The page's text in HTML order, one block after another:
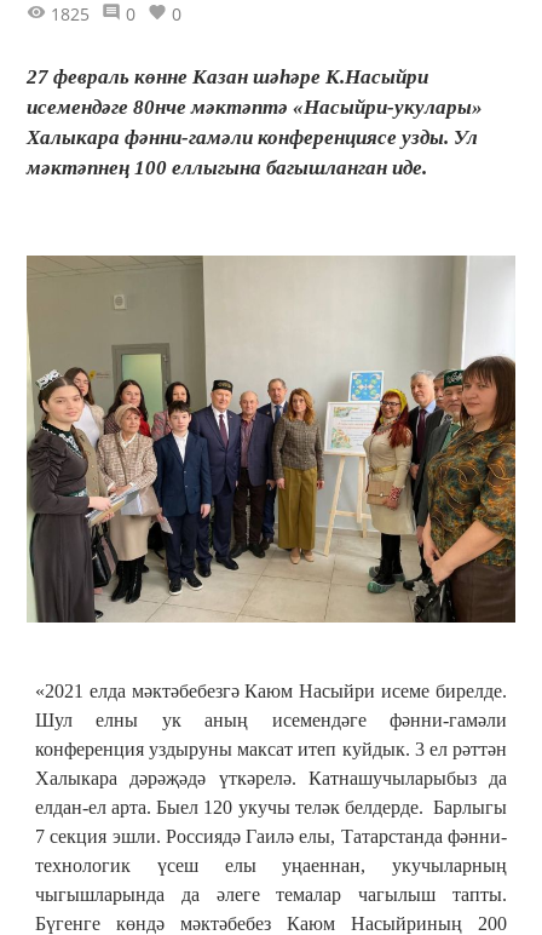
1825 0 0
27 февраль көнне Казан шәһәре К.Насыйри
исемендәге 80нче мәктәптә «Насыйри-укулары»
Халыкара фәнни-гамәли конференциясе узды. Ул
мәктәпнең 100 еллыгына багышланган иде.
«2021 елда мәктәбебезгә Каюм Насыйри исеме бирелде.
Шул елны ук аның исемендәге фәнни-гамәли
конференция уздыруны максат итеп куйдык. 3 ел рәттән
Халыкара дәрәҗәдә үткәрелә. Катнашучыларыбыз да
елдан-ел арта. Быел 120 укучы теләк белдерде. Барлыгы
7 секция эшли. Россиядә Гаилә елы, Татарстанда фәнни-
технологик үсеш елы уңаеннан, укучыларның
чыгышларында да әлеге темалар чагылыш тапты.
Бүгенге көндә мәктәбебез Каюм Насыйриның 200